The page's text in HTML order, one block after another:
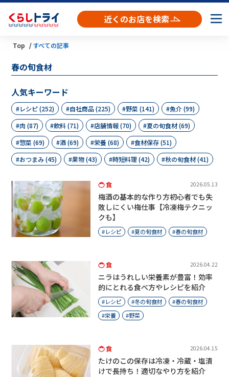
近くのお店を検索
Top すべての記事
春の旬食材
人気キーワード
レシピ (252) 自社商品 (225) 野菜 (141)
魚介 (99)
肉 (87)
飲料 (71) 店舗情報 (70)
夏の旬食材 (69)
惣菜 (69)
酒 (69) 栄養 (68)
食材保存 (51)
おつまみ (45)
果物 (43) 時短料理 (42) 秋の旬食材 (41)
食 2026.05.13
梅酒の基本的な作り方――初心者でも失
敗しにくい梅仕事【冷凍梅テクニッ
クも】
レシピ 夏の旬食材 春の旬食材
食 2026.04.22
ニラはうれしい栄養素が豊富！効率
的にとれる食べ方やレシピを紹介
レシピ 冬の旬食材
春の旬食材
栄養
野菜
食 2026.04.15
たけのこの保存は冷凍・冷蔵・塩漬
けで長持ち！適切なやり方を紹介